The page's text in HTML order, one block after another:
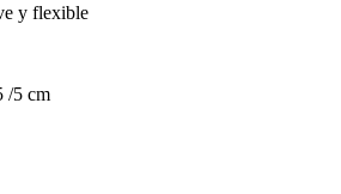
y flexible
/5 cm